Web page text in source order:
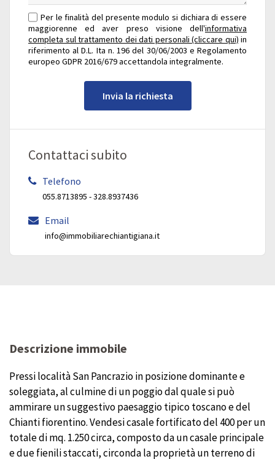
Per le finalità del presente modulo si dichiara di essere
maggiorenne ed aver preso visione dell'informativa
completa sul trattamento dei dati personali (cliccare qui) in
riferimento al D.L. Ita n. 196 del 30/06/2003 e Regolamento
europeo GDPR 2016/679 accettandola integralmente.
Invia la richiesta
Contattaci subito
Telefono
055.8713895 - 328.8937436
Email
info@immobiliarechiantigiana.it
Descrizione immobile
Pressi località San Pancrazio in posizione dominante e
soleggiata, al culmine di un poggio dal quale si può
ammirare un suggestivo paesaggio tipico toscano e del
Chianti fiorentino. Vendesi casale fortificato del 400 per un
totale di mq. 1.250 circa, composto da un casale principale
e due fienili staccati, circonda la proprietà un terreno di